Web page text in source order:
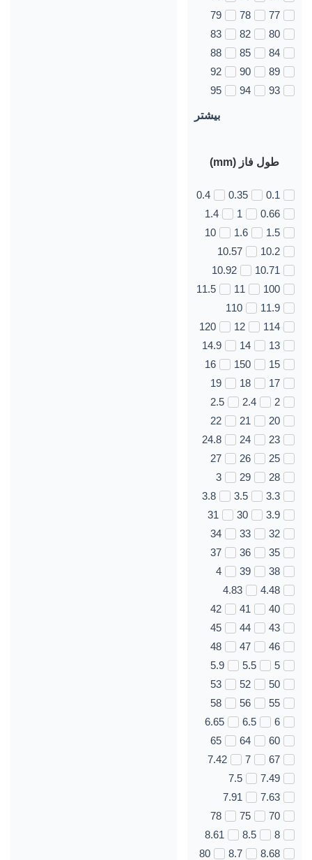
77
78
79
80
82
83
84
85
88
89
90
92
93
94
95
بیشتر
طول فاز (mm)
0.1
0.35
0.4
0.66
1
1.4
1.5
1.6
10
10.2
10.57
10.71
10.92
100
11
11.5
11.9
110
114
12
120
13
14
14.9
15
150
16
17
18
19
2
2.4
2.5
20
21
22
23
24
24.8
25
26
27
28
29
3
3.3
3.5
3.8
3.9
30
31
32
33
34
35
36
37
38
39
4
4.48
4.83
40
41
42
43
44
45
46
47
48
5
5.5
5.9
50
52
53
55
56
58
6
6.5
6.65
60
64
65
67
7
7.42
7.49
7.5
7.63
7.91
70
75
78
8
8.5
8.61
8.68
8.7
80